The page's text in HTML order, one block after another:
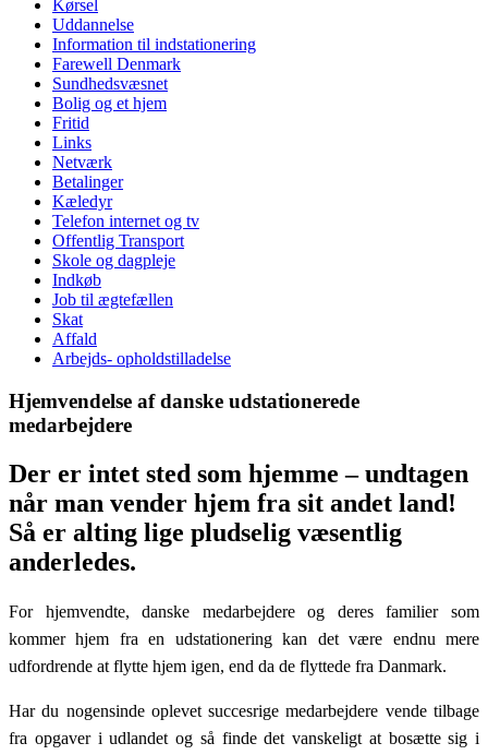
Kørsel
Uddannelse
Information til indstationering
Farewell Denmark
Sundhedsvæsnet
Bolig og et hjem
Fritid
Links
Netværk
Betalinger
Kæledyr
Telefon internet og tv
Offentlig Transport
Skole og dagpleje
Indkøb
Job til ægtefællen
Skat
Affald
Arbejds- opholdstilladelse
Hjemvendelse af danske udstationerede
medarbejdere
Der er intet sted som hjemme – undtagen
når man vender hjem fra sit andet land!
Så er alting lige pludselig væsentlig
anderledes.
For hjemvendte, danske medarbejdere og deres familier som
kommer hjem fra en udstationering kan det være endnu mere
udfordrende at flytte hjem igen, end da de flyttede fra Danmark.
Har du nogensinde oplevet succesrige medarbejdere vende tilbage
fra opgaver i udlandet og så finde det vanskeligt at bosætte sig i